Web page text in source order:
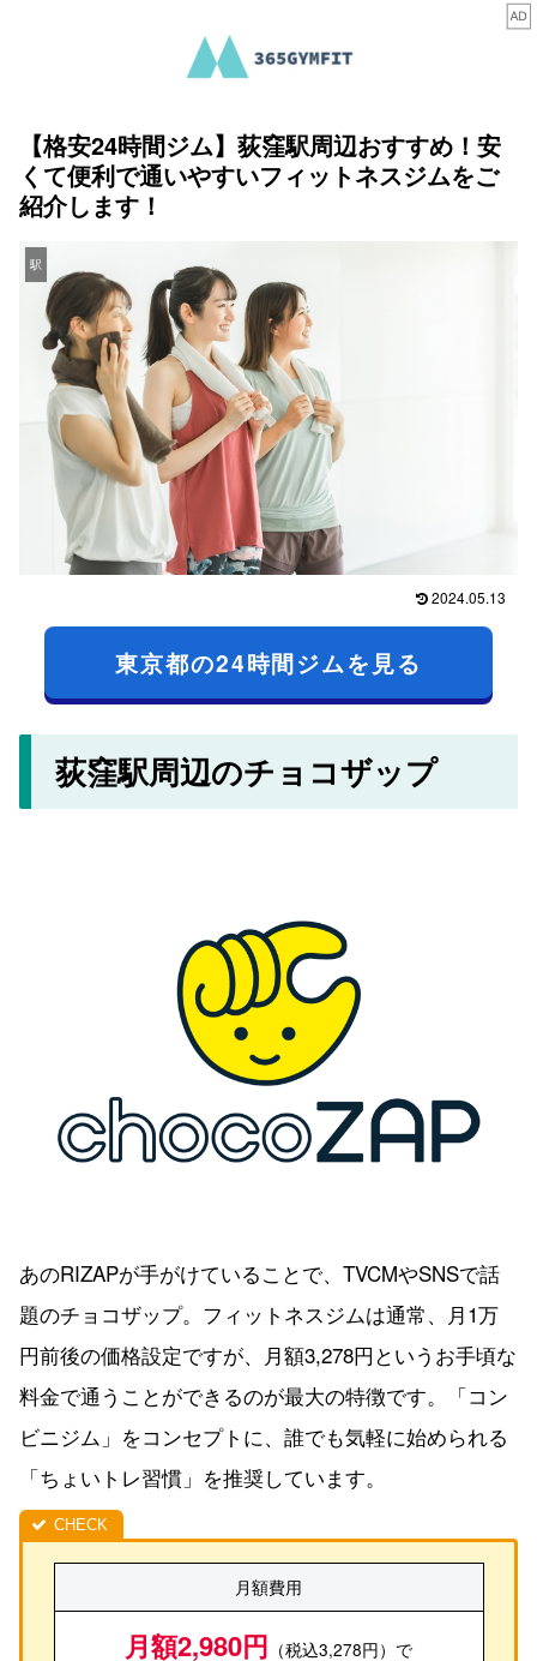
【格安24時間ジム】荻窪駅周辺おすすめ！安
くて便利で通いやすいフィットネスジムをご
紹介します！
駅
2024.05.13
東京都の24時間ジムを見る
荻窪駅周辺のチョコザップ
あのRIZAPが手がけていることで、TVCMやSNSで話
題のチョコザップ。フィットネスジムは通常、月1万
円前後の価格設定ですが、月額3,278円というお手頃な
料金で通うことができるのが最大の特徴です。「コン
ビニジム」をコンセプトに、誰でも気軽に始められる
「ちょいトレ習慣」を推奨しています。
月額費用
月額2,980円 （税込3,278円）で